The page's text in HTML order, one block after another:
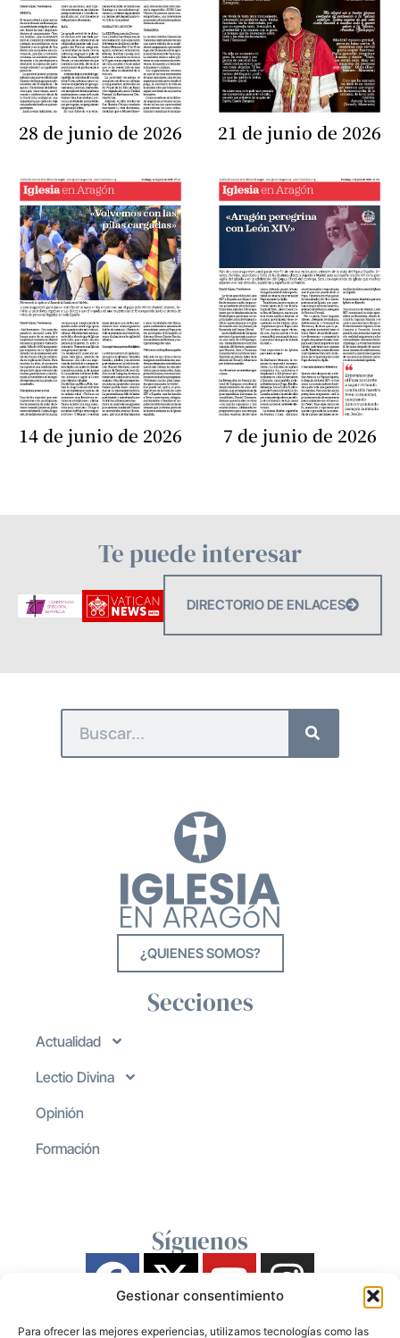
Gestionar consentimiento
Para ofrecer las mejores experiencias, utilizamos tecnologías como las
28 de junio de 2026 21 de junio de 2026
14 de junio de 2026 7 de junio de 2026
Te puede interesar
DIRECTORIO DE ENLACES
¿QUIENES SOMOS?
Secciones
Actualidad
Lectio Divina
Opinión
Formación
Síguenos